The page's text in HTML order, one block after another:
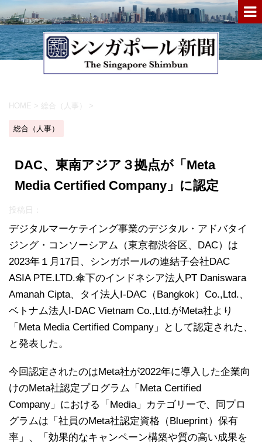
HOME > 総合（人事） >
総合（人事）
DAC、東南アジア３拠点が「Meta
Media Certified Company」に認定
投稿日：
デジタルマーケテイング事業のデジタル・アドバタイ
ジング・コンソーシアム（東京都渋谷区、DAC）は
2023年１月17日、シンガポールの連結子会社DAC
ASIA PTE.LTD.傘下のインドネシア法人PT Daniswara
Amanah Cipta、タイ法人I-DAC（Bangkok）Co.,Ltd.、
ベトナム法人I-DAC Vietnam Co.,Ltd.がMeta社より
「Meta Media Certified Company」として認定された、
と発表した。
今回認定されたのはMeta社が2022年に導入した企業向
けのMeta社認定プログラム「Meta Certified
Company」における「Media」カテゴリーで、同プロ
グラムは「社員のMeta社認定資格（Blueprint）保有
率」、「効果的なキャンペーン構築や質の高い成果を